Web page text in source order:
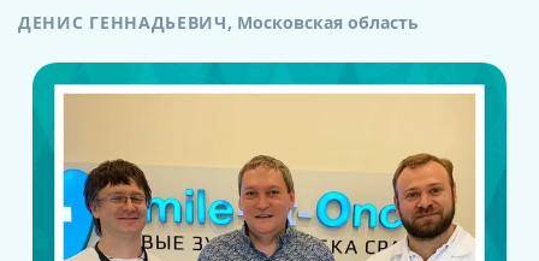
ДЕНИС ГЕННАДЬЕВИЧ, Московская область